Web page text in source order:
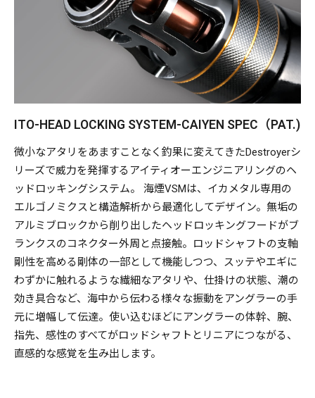
ストレスの緩和を追求し、多様なホールディングの快適性を
最新のエルゴノミクスで具現化したスペシャルリールシート
IFPS：ITO FULL PALMING SEAT（D.PAT.P）をあつらえまし
た。 また、ロッド操作で生じるラインスラックや糸絡みを
徹底低減化するメガバス独自配列による「スパイラルガイ
ド」セッティングは、リールの巻き上げ操作時における左右
の負荷加重差によるシャフトの捻じれを抑制するために、左
右両方向のスパイラルモデルをラインナップ。利き腕やお好
みに応じて選択できます。
オモリグに特化して開発したスピニングモデルには、
MBCS（D.PAT.）リールシートを採用。ファストバックするブ
リッジ形状のリブが掌深くフィット。あますことなく微細な
感度に対する感知性能を求め、軽い握り込みでも快適でしっ
かりとしたグリッピングによるオモリグの的確な操作ができ
ます。時に曖昧となりがちな、この釣りにおけるイカのアタ
リについて、ロッドの感知性能に極限まで引き上げ、積極的
に絡め獲るダイレクタビリティが垂直指向の釣りを格段に飛
躍させます。 海煙VSM「バーティカル・スクイッド・マスタ
ー」が、未体験の釣獲領域を直撃します。
ITO-HEAD LOCKING SYSTEM-CAIYEN SPEC（PAT.)
微小なアタリをあますことなく釣果に変えてきたDestroyerシ
リーズで威力を発揮するアイティオーエンジニアリングのヘ
ッドロッキングシステム。 海煙VSMは、イカメタル専用の
エルゴノミクスと構造解析から最適化してデザイン。無垢の
アルミブロックから削り出したヘッドロッキングフードがブ
ランクスのコネクター外周と点接触。ロッドシャフトの支軸
剛性を高める剛体の一部として機能しつつ、スッテやエギに
わずかに触れるような繊細なアタリや、仕掛けの状態、潮の
効き具合など、海中から伝わる様々な振動をアングラーの手
元に増幅して伝達。使い込むほどにアングラーの体幹、腕、
指先、感性のすべてがロッドシャフトとリニアにつながる、
直感的な感覚を生み出します。